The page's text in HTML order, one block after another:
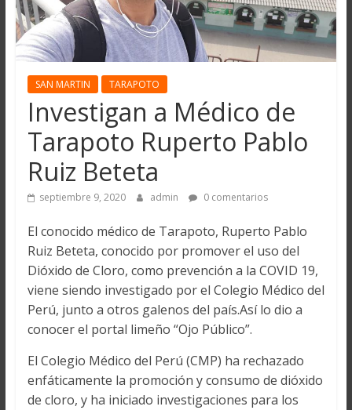
SAN MARTIN TARAPOTO
Investigan a Médico de
Tarapoto Ruperto Pablo
Ruiz Beteta
septiembre 9, 2020 admin 0 comentarios
El conocido médico de Tarapoto, Ruperto Pablo
Ruiz Beteta, conocido por promover el uso del
Dióxido de Cloro, como prevención a la COVID 19,
viene siendo investigado por el Colegio Médico del
Perú, junto a otros galenos del país.Así lo dio a
conocer el portal limeño “Ojo Público”.
El Colegio Médico del Perú (CMP) ha rechazado
enfáticamente la promoción y consumo de dióxido
de cloro, y ha iniciado investigaciones para los